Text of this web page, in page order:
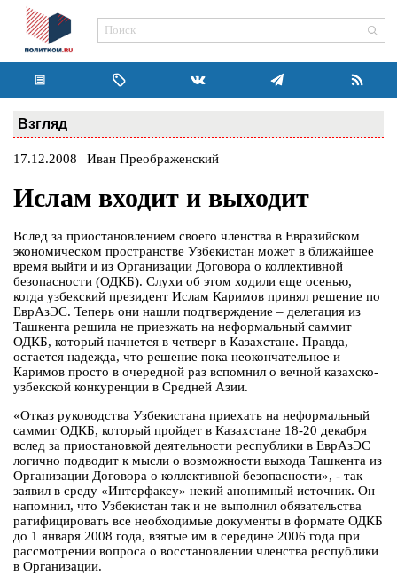
Взгляд
17.12.2008 | Иван Преображенский
Ислам входит и выходит
Вслед за приостановлением своего членства в Евразийском
экономическом пространстве Узбекистан может в ближайшее
время выйти и из Организации Договора о коллективной
безопасности (ОДКБ). Слухи об этом ходили еще осенью,
когда узбекский президент Ислам Каримов принял решение по
ЕврАзЭС. Теперь они нашли подтверждение – делегация из
Ташкента решила не приезжать на неформальный саммит
ОДКБ, который начнется в четверг в Казахстане. Правда,
остается надежда, что решение пока неокончательное и
Каримов просто в очередной раз вспомнил о вечной казахско-
узбекской конкуренции в Средней Азии.
«Отказ руководства Узбекистана приехать на неформальный
саммит ОДКБ, который пройдет в Казахстане 18-20 декабря
вслед за приостановкой деятельности республики в ЕврАзЭС
логично подводит к мысли о возможности выхода Ташкента из
Организации Договора о коллективной безопасности», - так
заявил в среду «Интерфаксу» некий анонимный источник. Он
напомнил, что Узбекистан так и не выполнил обязательства
ратифицировать все необходимые документы в формате ОДКБ
до 1 января 2008 года, взятые им в середине 2006 года при
рассмотрении вопроса о восстановлении членства республики
в Организации.